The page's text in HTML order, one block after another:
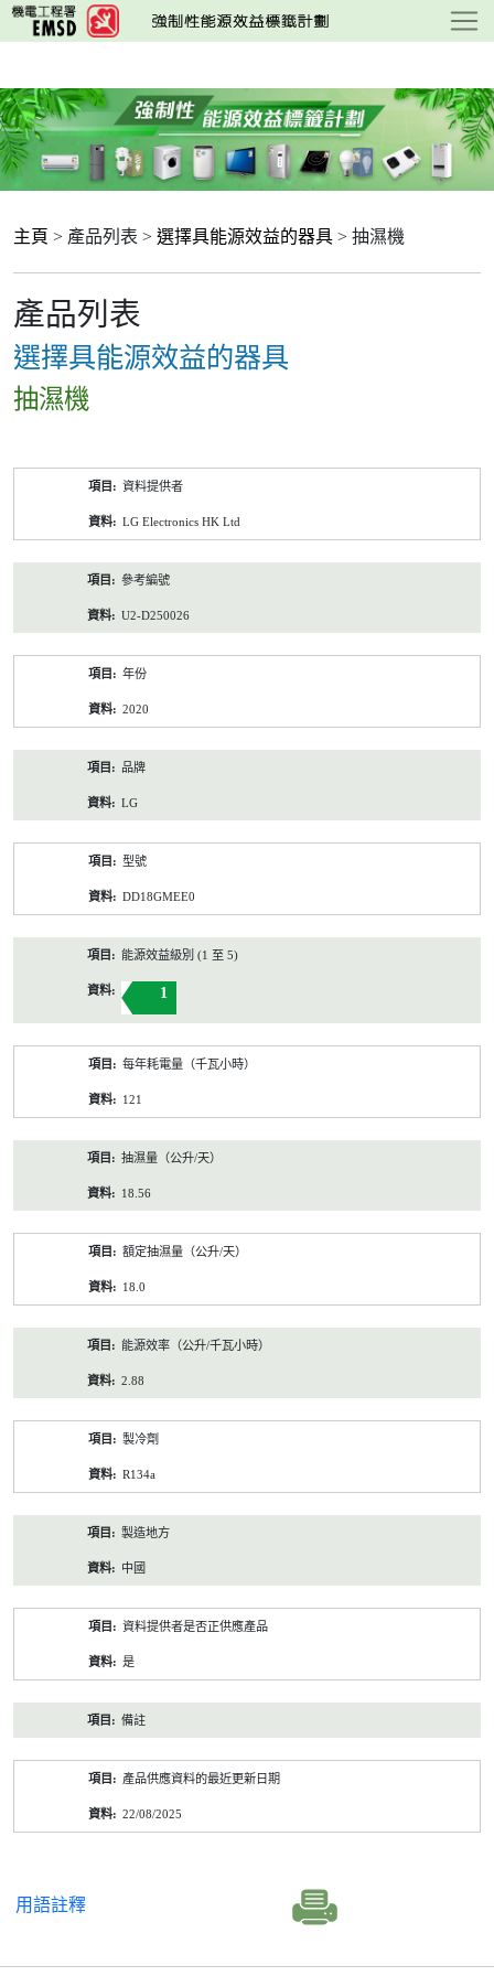
跳
至
要
內
容
主頁 > 產品列表 > 選擇具能源效益的器具 > 抽濕機
產品列表
選擇具能源效益的器具
抽濕機
資料提供者
LG Electronics HK Ltd
參考編號
U2-D250026
年份
2020
品牌
LG
型號
DD18GMEE0
能源效益級別 (1 至 5)
1
每年耗電量（千瓦小時）
121
抽濕量（公升/天）
18.56
額定抽濕量（公升/天）
18.0
能源效率（公升/千瓦小時）
2.88
製冷劑
R134a
製造地方
中國
資料提供者是否正供應產品
是
備註
產品供應資料的最近更新日期
22/08/2025
用語註釋